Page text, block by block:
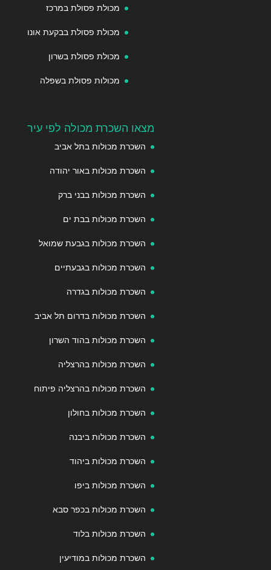
מכולת פסולת במרכז
מכולת פסולת בבקעת אונו
מכולת פסולת בשרון
מכולות פסולת בשפלה
מצאו השכרת מכולה לפי עיר
השכרת מכולות בתל אביב
השכרת מכולות באור יהודה
השכרת מכולות בבני ברק
השכרת מכולות בבת ים
השכרת מכולות בגבעת שמואל
השכרת מכולות בגבעתיים
השכרת מכולות בגדרה
השכרת מכולות בדרום תל אביב
השכרת מכולות בהוד השרון
השכרת מכולות בהרצליה
השכרת מכולות בהרצליה פיתוח
השכרת מכולות בחולון
השכרת מכולות ביבנה
השכרת מכולות ביהוד
השכרת מכולות ביפו
השכרת מכולות בכפר סבא
השכרת מכולות בלוד
השכרת מכולות במודיעין